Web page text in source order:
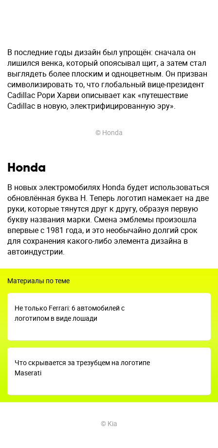
В последние годы дизайн был упрощён: сначала он
лишился венка, который опоясывал щит, а затем стал
выглядеть более плоским и одноцветным. Он призван
символизировать то, что глобальный вице-президент
Cadillac Рори Харви описывает как «путешествие
Cadillac в новую, электрифицированную эру».
© Honda
Honda
В новых электромобилях Honda будет использоваться
обновлённая буква H. Теперь логотип намекает на две
руки, которые тянутся друг к другу, образуя первую
букву названия марки. Смена эмблемы произошла
впервые с 1981 года, и это необычайно долгий срок
для сохранения какого-либо элемента дизайна в
автоиндустрии.
Материалы по теме
Не только Ferrari: 6 автомобилей с
логотипом в виде лошади
Что скрывается за трезубцем на логотипе
Maserati
© Kia